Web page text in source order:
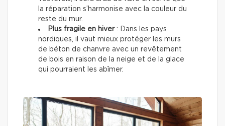
la réparation s’harmonise avec la couleur du
reste du mur.
Plus fragile en hiver : Dans les pays
nordiques, il vaut mieux protéger les murs
de béton de chanvre avec un revêtement
de bois en raison de la neige et de la glace
qui pourraient les abîmer.